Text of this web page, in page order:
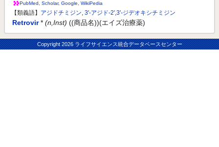
PubMed
Scholar, Google WikiPedia
【類義語】 アジドチミジン, 3'-アジド-2',3'-ジデオキシチミジン
Retrovir * (n,Inst) ((商品名))(エイズ治療薬)
Copyright2026 ライフサイエンス統合データベースセンター